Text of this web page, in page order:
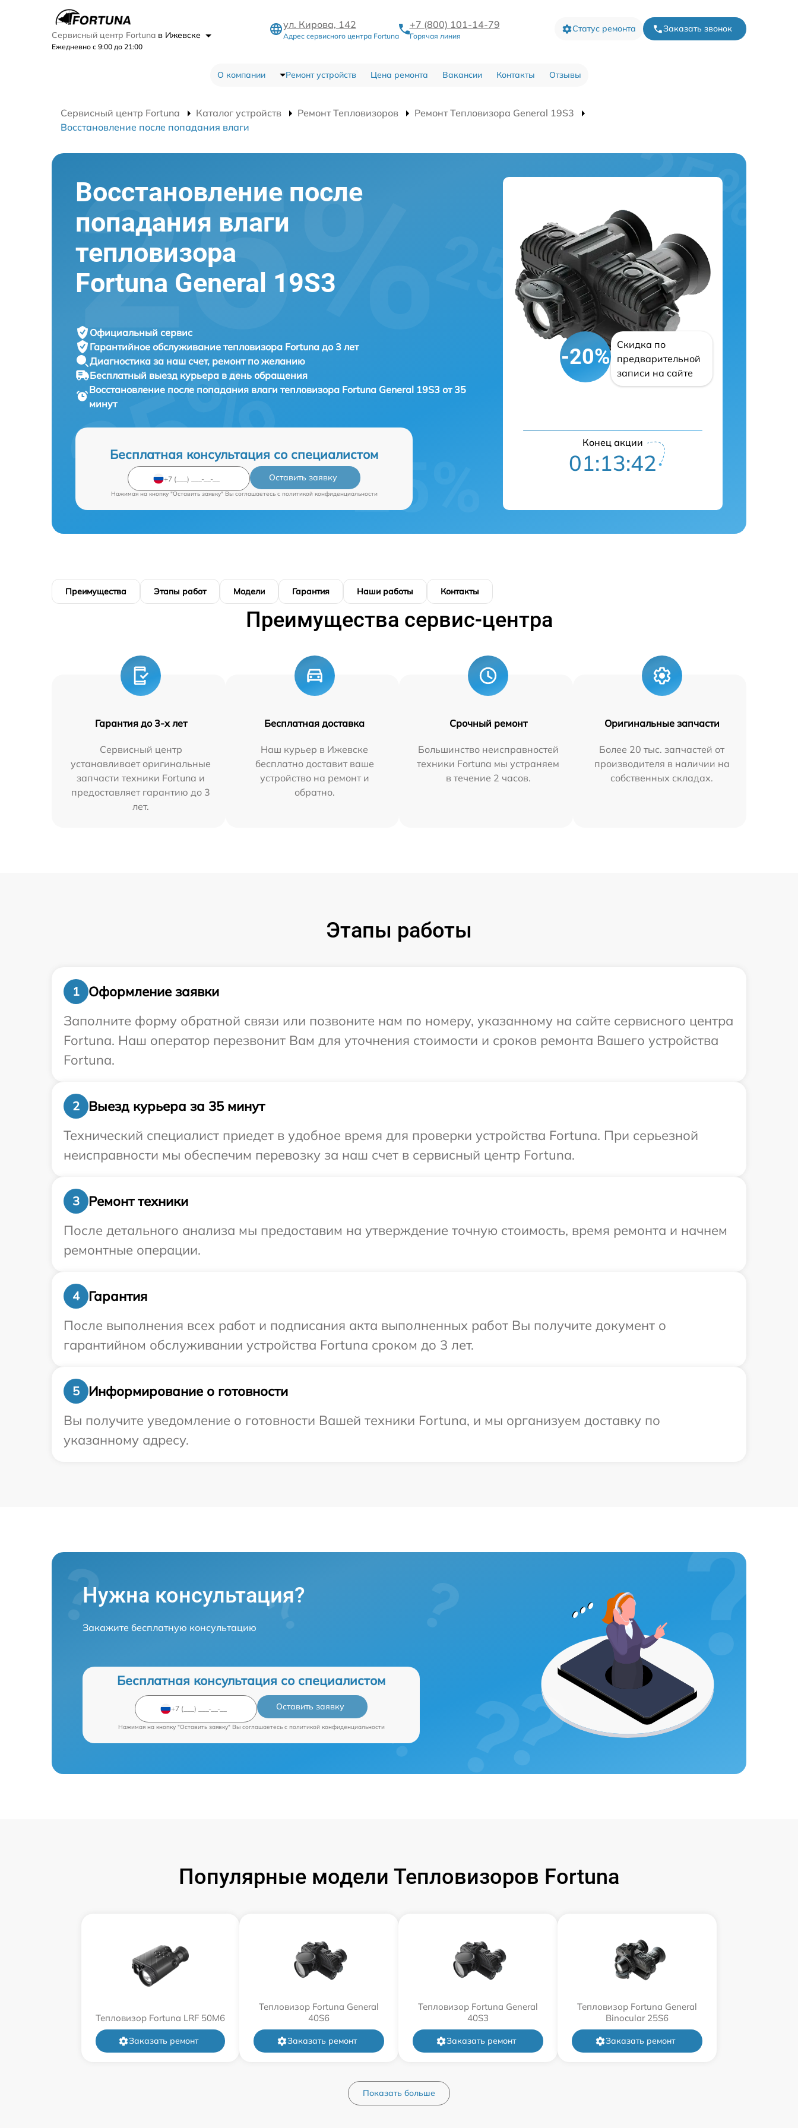
Сервисный центр Fortuna в Ижевске
Ежедневно с 9:00 до 21:00
ул. Кирова, 142
Адрес сервисного центра Fortuna
+7 (800) 101-14-79
Горячая линия
Статус ремонта Заказать звонок
О компании Ремонт устройств Цена ремонта Вакансии Контакты Отзывы
Сервисный центр Fortuna Каталог устройств Ремонт Тепловизоров
Ремонт Тепловизора General 19S3
Восстановление после попадания влаги
Восстановление после
попадания влаги
тепловизора
Fortuna General 19S3
Официальный сервис
Гарантийное обслуживание тепловизора Fortuna до 3 лет
Диагностика за наш счет, ремонт по желанию
Бесплатный выезд курьера в день обращения
Восстановление после попадания влаги тепловизора Fortuna General 19S3 от 35
минут
Бесплатная консультация со специалистом
Оставить заявку
Нажимая на кнопку "Оставить заявку" Вы соглашаетесь c политикой конфиденциальности
-20%
Скидка по
предварительной
записи на сайте
Конец акции
01:13:41
Преимущества Этапы работ Модели Гарантия Наши работы Контакты
Преимущества сервис-центра
Гарантия до 3-х лет
Сервисный центр
устанавливает оригинальные
запчасти техники Fortuna и
предоставляет гарантию до 3
лет.
Бесплатная доставка
Наш курьер в Ижевске
бесплатно доставит ваше
устройство на ремонт и
обратно.
Срочный ремонт
Большинство неисправностей
техники Fortuna мы устраняем
в течение 2 часов.
Оригинальные запчасти
Более 20 тыс. запчастей от
производителя в наличии на
собственных складах.
Этапы работы
1
Оформление заявки
Заполните форму обратной связи или позвоните нам по номеру, указанному на сайте сервисного центра
Fortuna. Наш оператор перезвонит Вам для уточнения стоимости и сроков ремонта Вашего устройства
Fortuna.
2
Выезд курьера за 35 минут
Технический специалист приедет в удобное время для проверки устройства Fortuna. При серьезной
неисправности мы обеспечим перевозку за наш счет в сервисный центр Fortuna.
3
Ремонт техники
После детального анализа мы предоставим на утверждение точную стоимость, время ремонта и начнем
ремонтные операции.
4
Гарантия
После выполнения всех работ и подписания акта выполненных работ Вы получите документ о
гарантийном обслуживании устройства Fortuna сроком до 3 лет.
5
Информирование о готовности
Вы получите уведомление о готовности Вашей техники Fortuna, и мы организуем доставку по
указанному адресу.
Нужна консультация?
Закажите бесплатную консультацию
Бесплатная консультация со специалистом
Оставить заявку
Нажимая на кнопку "Оставить заявку" Вы соглашаетесь c политикой конфиденциальности
Популярные модели Тепловизоров Fortuna
Тепловизор Fortuna LRF 50M6
Заказать ремонт
Тепловизор Fortuna General
40S6
Заказать ремонт
Тепловизор Fortuna General
40S3
Заказать ремонт
Тепловизор Fortuna General
Binocular 25S6
Заказать ремонт
Показать больше